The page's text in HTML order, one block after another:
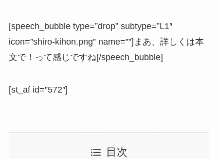
[speech_bubble type=”drop” subtype=”L1″
icon=”shiro-kihon.png” name=””]まあ、詳しくは本
文で！って感じですね[/speech_bubble]
[st_af id=”572″]
目次